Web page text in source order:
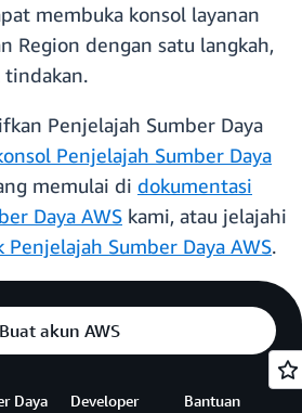
membuka konsol layanan
Region dengan satu langkah,
Penjelajah Sumber Daya
Penjelajah Sumber Daya
memulai di dokumentasi
Daya AWS kami, atau jelajahi
Sumber Daya AWS.
Buat akun AWS
Daya Developer Bantuan